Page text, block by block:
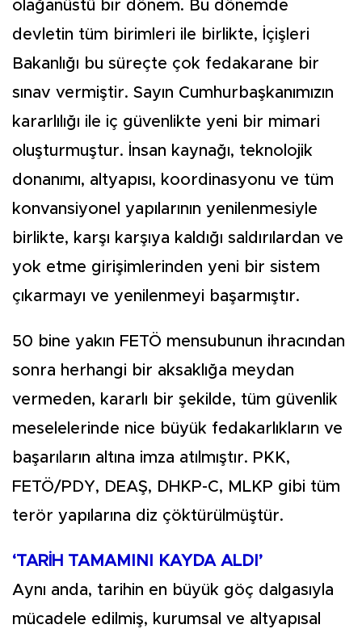
olağanüstü bir dönem. Bu dönemde
devletin tüm birimleri ile birlikte, İçişleri
Bakanlığı bu süreçte çok fedakarane bir
sınav vermiştir. Sayın Cumhurbaşkanımızın
kararlılığı ile iç güvenlikte yeni bir mimari
oluşturmuştur. İnsan kaynağı, teknolojik
donanımı, altyapısı, koordinasyonu ve tüm
konvansiyonel yapılarının yenilenmesiyle
birlikte, karşı karşıya kaldığı saldırılardan ve
yok etme girişimlerinden yeni bir sistem
çıkarmayı ve yenilenmeyi başarmıştır.
50 bine yakın FETÖ mensubunun ihracından
sonra herhangi bir aksaklığa meydan
vermeden, kararlı bir şekilde, tüm güvenlik
meselelerinde nice büyük fedakarlıkların ve
başarıların altına imza atılmıştır. PKK,
FETÖ/PDY, DEAŞ, DHKP-C, MLKP gibi tüm
terör yapılarına diz çöktürülmüştür.
‘TARİH TAMAMINI KAYDA ALDI’
Aynı anda, tarihin en büyük göç dalgasıyla
mücadele edilmiş, kurumsal ve altyapısal